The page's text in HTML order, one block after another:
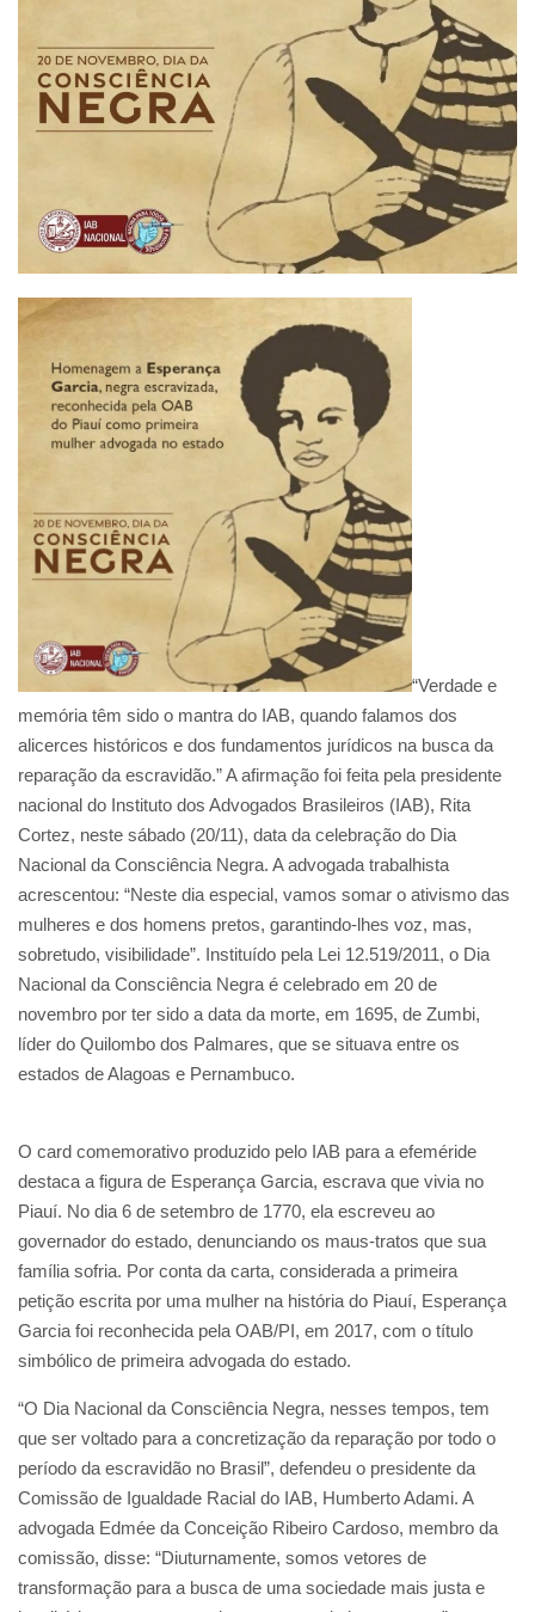
“Verdade e
memória têm sido o mantra do IAB, quando falamos dos
alicerces históricos e dos fundamentos jurídicos na busca da
reparação da escravidão.” A afirmação foi feita pela presidente
nacional do Instituto dos Advogados Brasileiros (IAB), Rita
Cortez, neste sábado (20/11), data da celebração do Dia
Nacional da Consciência Negra. A advogada trabalhista
acrescentou: “Neste dia especial, vamos somar o ativismo das
mulheres e dos homens pretos, garantindo-lhes voz, mas,
sobretudo, visibilidade”. Instituído pela Lei 12.519/2011, o Dia
Nacional da Consciência Negra é celebrado em 20 de
novembro por ter sido a data da morte, em 1695, de Zumbi,
líder do Quilombo dos Palmares, que se situava entre os
estados de Alagoas e Pernambuco.
O card comemorativo produzido pelo IAB para a efeméride
destaca a figura de Esperança Garcia, escrava que vivia no
Piauí. No dia 6 de setembro de 1770, ela escreveu ao
governador do estado, denunciando os maus-tratos que sua
família sofria. Por conta da carta, considerada a primeira
petição escrita por uma mulher na história do Piauí, Esperança
Garcia foi reconhecida pela OAB/PI, em 2017, com o título
simbólico de primeira advogada do estado.
“O Dia Nacional da Consciência Negra, nesses tempos, tem
que ser voltado para a concretização da reparação por todo o
período da escravidão no Brasil”, defendeu o presidente da
Comissão de Igualdade Racial do IAB, Humberto Adami. A
advogada Edmée da Conceição Ribeiro Cardoso, membro da
comissão, disse: “Diuturnamente, somos vetores de
transformação para a busca de uma sociedade mais justa e